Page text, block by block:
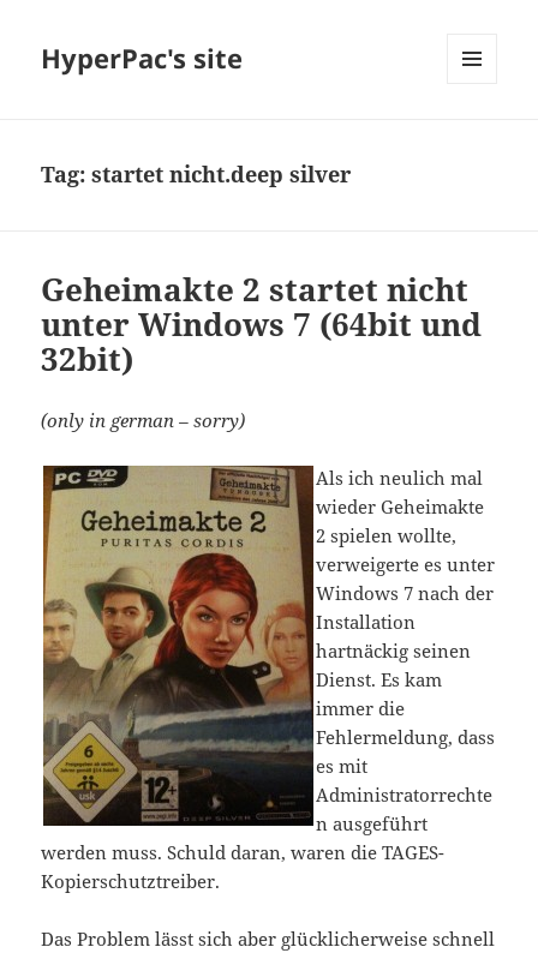
HyperPac's site
Tag:startet nicht.deep silver
Geheimakte 2 startet nicht
unter Windows 7 (64bit und
32bit)
(only in german – sorry)
Als ich neulich mal
wieder Geheimakte
2 spielen wollte,
verweigerte es unter
Windows 7 nach der
Installation
hartnäckig seinen
Dienst. Es kam
immer die
Fehlermeldung, dass
es mit
Administratorrechte
n ausgeführt
werden muss. Schuld daran, waren die TAGES-
Kopierschutztreiber.
Das Problem lässt sich aber glücklicherweise schnell